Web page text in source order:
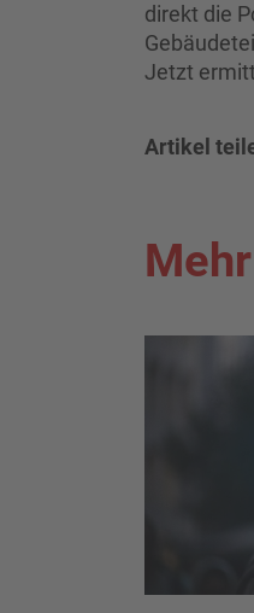
direkt die
Jetzt
Artikel